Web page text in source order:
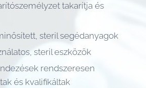
takarítja és
steril segédanyagok
steril eszközök
rendszeresen
és kvalifikáltak